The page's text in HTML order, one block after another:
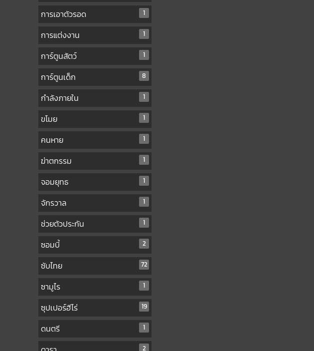
การเอาตัวรอด 1
การแต่งงาน 1
การ์ตูนสัตว์ 1
การ์ตูนเด็ก 8
กำลังภายใน 1
ขโมย 1
คนหาย 1
ฆ่าตกรรม 1
จอมยุทธ 1
จักรวาล 1
ช่วยตัวประกัน 1
ซอมบี้ 2
ซับไทย 72
ซามูไร 1
ซุปเปอร์ฮีโร่ 19
ดนตรี 1
2